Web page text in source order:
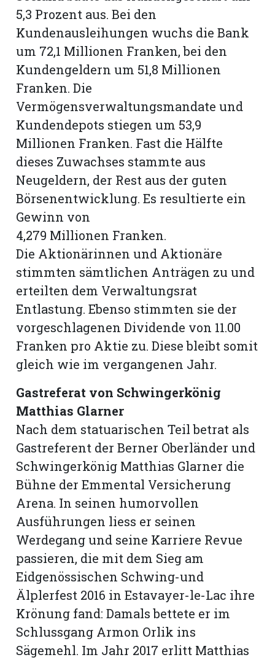
5,3 Prozent aus. Bei den
Kundenausleihungen wuchs die Bank
um 72,1 Millionen Franken, bei den
Kundengeldern um 51,8 Millionen
Franken. Die
Vermögensverwaltungsmandate und
Kundendepots stiegen um 53,9
Millionen Franken. Fast die Hälfte
dieses Zuwachses stammte aus
Neugeldern, der Rest aus der guten
Börsenentwicklung. Es resultierte ein
Gewinn von
4,279 Millionen Franken.
Die Aktionärinnen und Aktionäre
stimmten sämtlichen Anträgen zu und
erteilten dem Verwaltungsrat
Entlastung. Ebenso stimmten sie der
vorgeschlagenen Dividende von 11.00
Franken pro Aktie zu. Diese bleibt somit
gleich wie im vergangenen Jahr.
Gastreferat von Schwingerkönig
Matthias Glarner
Nach dem statuarischen Teil betrat als
Gastreferent der Berner Oberländer und
Schwingerkönig Matthias Glarner die
Bühne der Emmental Versicherung
Arena. In seinen humorvollen
Ausführungen liess er seinen
Werdegang und seine Karriere Revue
passieren, die mit dem Sieg am
Eidgenössischen Schwing-und
Älplerfest 2016 in Estavayer-le-Lac ihre
Krönung fand: Damals bettete er im
Schlussgang Armon Orlik ins
Sägemehl. Im Jahr 2017 erlitt Matthias